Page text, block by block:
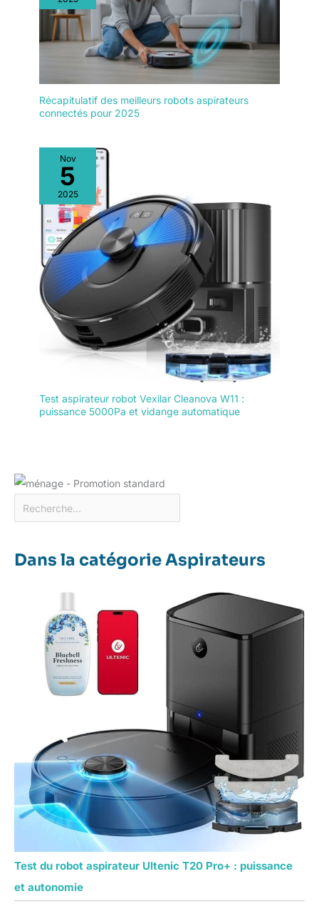
avancés garantissent
un nettoyage plus
intelligent et sans
stress. Diverses
la carte, les
l'application. Remarque
: Prise en charge du
WiFi 2,4 GHz
uniquement.
Récapitulatif des meilleurs robots aspirateurs
connectés pour 2025
Nov
5
2025
Test aspirateur robot Vexilar Cleanova W11 :
puissance 5000Pa et vidange automatique
Dans la catégorie Aspirateurs
Test du robot aspirateur Ultenic T20 Pro+ : puissance
et autonomie